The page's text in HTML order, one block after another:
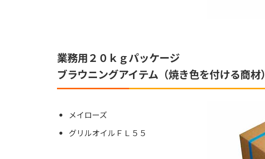
業務用２０ｋｇパッケージ
ブラウニングアイテム（焼き色を付ける商材）
メイローズ
グリルオイルＦＬ５５